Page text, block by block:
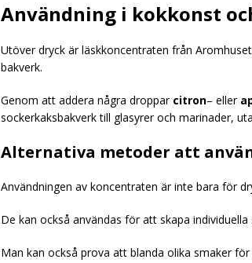
Användning i kokkonst
Utöver dryck är läskkoncentraten från
bakverk.
Genom att addera några droppar citron– eller
sockerkaksbakverk till glasyrer och marinader,
Alternativa metoder att
Användningen av koncentraten är inte bara för
De kan också användas för att skapa
Man kan också prova att blanda olika smaker